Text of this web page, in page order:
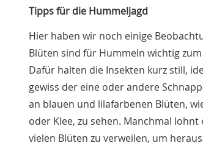
Tipps für die Hummeljagd
Hier haben wir noch einige
Blüten sind für Hummeln wichtig
Dafür halten die Insekten kurz still,
gewiss der eine oder andere
an blauen und lilafarbenen Blüten,
oder Klee, zu sehen. Manchmal
vielen Blüten zu verweilen, um